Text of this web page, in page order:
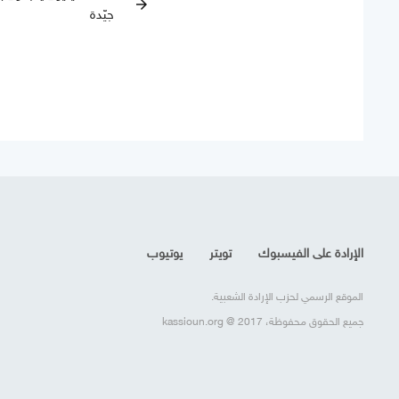
arrow_forward
جيّدة
الإرادة على الفيسبوك تويتر يوتيوب
الموقع الرسمي لحزب الإرادة الشعبية.
جميع الحقوق محفوظة، kassioun.org @ 2017